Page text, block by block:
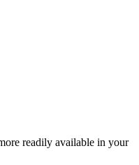
readily available in your